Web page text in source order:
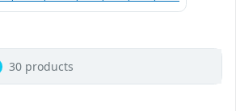
30 products